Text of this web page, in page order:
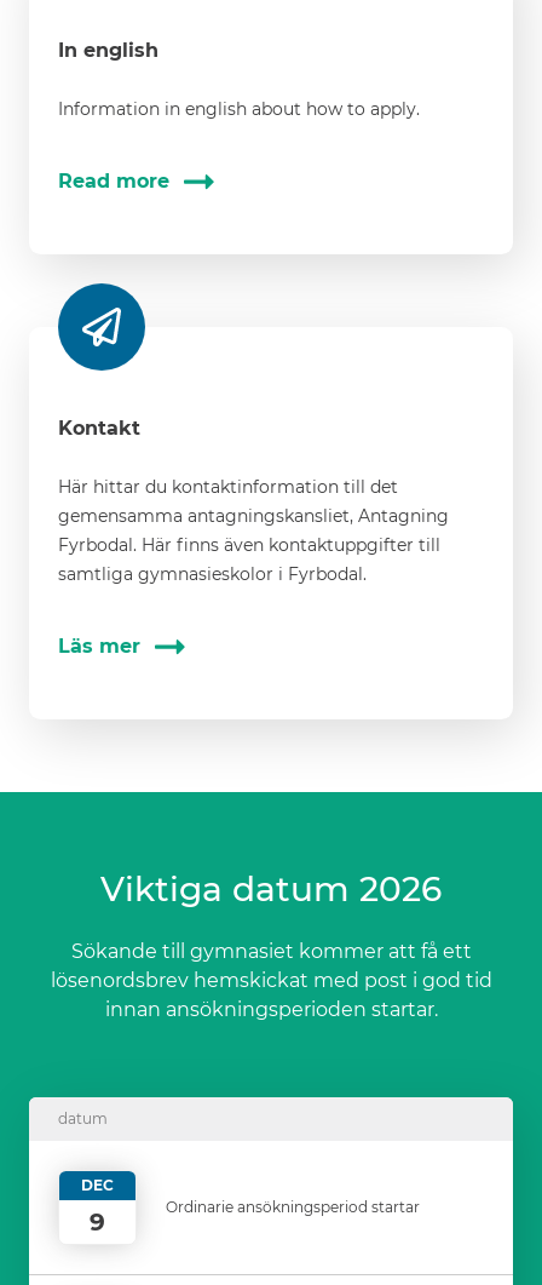
In english
Information in english about how to apply.
Read more
Kontakt
Här hittar du kontaktinformation till det
gemensamma antagningskansliet, Antagning
Fyrbodal. Här finns även kontaktuppgifter till
samtliga gymnasieskolor i Fyrbodal.
Läs mer
Viktiga datum 2026
Sökande till gymnasiet kommer att få ett
lösenordsbrev hemskickat med post i god tid
innan ansökningsperioden startar.
datum
DEC
9
Ordinarie ansökningsperiod startar